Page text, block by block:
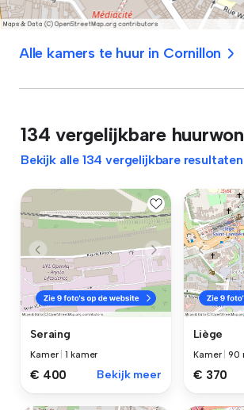
Alle kamers te huur in Cornillon
134 vergelijkbare
Bekijk alle 134 vergelijkbare resultaten
Seraing
Kamer |1 kamer
€ 400 Bekijk meer
Liège
Kamer |90
€ 370